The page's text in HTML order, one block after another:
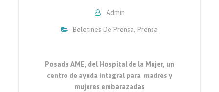
Admin
Boletines De Prensa, Prensa
Posada AME, del Hospital de la Mujer, un
centro de ayuda integral para madres y
mujeres embarazadas